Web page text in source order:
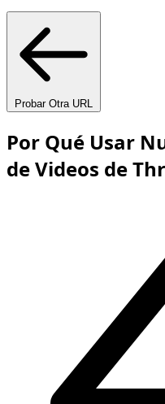
Probar Otra URL
Por Qué Usar
de Videos de